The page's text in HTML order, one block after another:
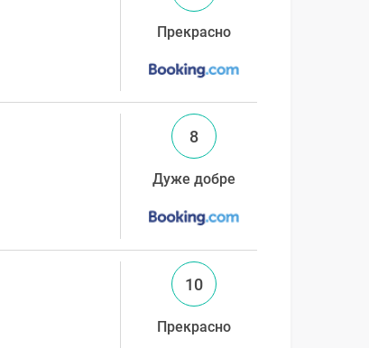
Прекрасно
8
Дуже добре
10
Прекрасно